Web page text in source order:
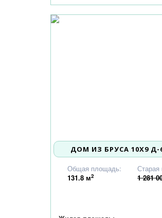
ДОМ ИЗ БРУСА 10Х9 Д-
Старая
1 281
Общая площадь:
131.8 м2